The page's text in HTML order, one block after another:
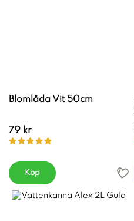
Blomlåda Vit 50cm
79 kr
Köp